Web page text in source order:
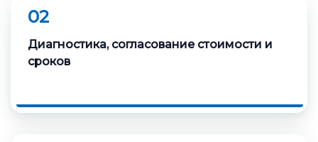
02
Диагностика, согласование стоимости и
сроков